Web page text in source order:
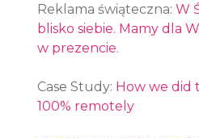
Reklama świąteczna: W
blisko siebie. Mamy dla
w prezencie.
Case Study: How we did
100% remotely